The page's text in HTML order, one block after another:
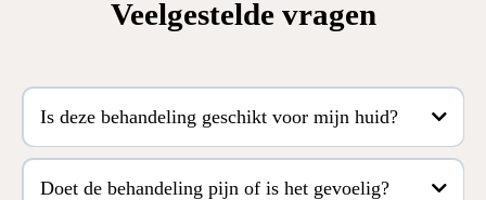
Veelgestelde vragen
Is deze behandeling geschikt voor mijn huid?
Doet de behandeling pijn of is het gevoelig?